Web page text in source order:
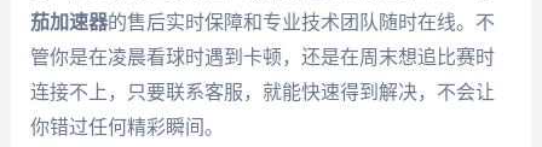
茄加速器的售后实时保障和专业技术团队随时在线。不
管你是在凌晨看球时遇到卡顿，还是在周末想追比赛时
连接不上，只要联系客服，就能快速得到解决，不会让
你错过任何精彩瞬间。